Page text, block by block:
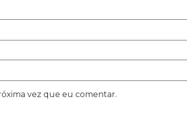
vez que eu comentar.